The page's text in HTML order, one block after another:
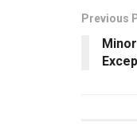
Previous